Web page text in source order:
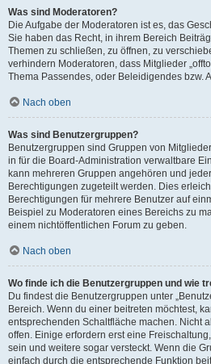
Was sind Moderatoren?
Die Aufgabe der Moderatoren ist es, das
Sie haben das Recht, in ihrem Bereich
Themen zu schließen, zu öffnen, zu
verhindern Moderatoren, dass Mitglieder
Thema Passendes, oder Beleidigendes bzw.
Nach oben
Was sind Benutzergruppen?
Benutzergruppen sind Gruppen von
in für die Board-Administration verwaltbare
kann mehreren Gruppen angehören und
Berechtigungen zugeteilt werden. Dies
Berechtigungen für mehrere Benutzer auf
Beispiel zu Moderatoren eines Bereichs zu
einem nichtöffentlichen Forum zu geben.
Nach oben
Wo finde ich die Benutzergruppen und wie
Du findest die Benutzergruppen unter
Bereich. Wenn du einer beitreten möchtest,
entsprechenden Schaltfläche machen. Nicht
offen. Einige erfordern erst eine
sein und weitere sogar versteckt. Wenn die
einfach durch die entsprechende Funktion